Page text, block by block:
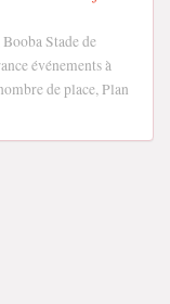
Stade de
événements à
de place, Plan